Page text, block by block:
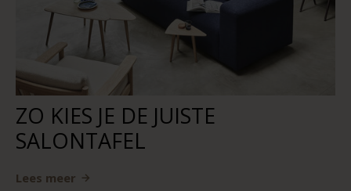
ZO KIES JE DE JUISTE
SALONTAFEL
Lees meer